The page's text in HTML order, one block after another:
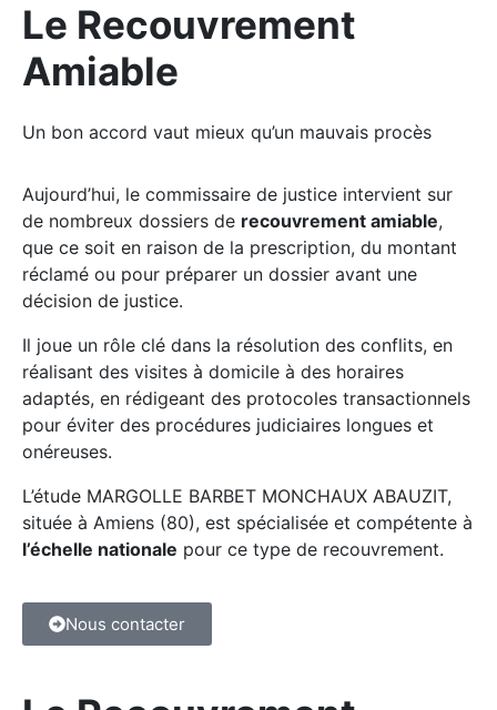
Le Recouvrement
Amiable
Un bon accord vaut mieux qu’un mauvais procès
Aujourd’hui, le commissaire de justice intervient sur
de nombreux dossiers de recouvrement amiable,
que ce soit en raison de la prescription, du montant
réclamé ou pour préparer un dossier avant une
décision de justice.
Il joue un rôle clé dans la résolution des conflits, en
réalisant des visites à domicile à des horaires
adaptés, en rédigeant des protocoles transactionnels
pour éviter des procédures judiciaires longues et
onéreuses.
L’étude MARGOLLE BARBET MONCHAUX ABAUZIT,
située à Amiens (80), est spécialisée et compétente à
l’échelle nationale pour ce type de recouvrement.
Nous contacter